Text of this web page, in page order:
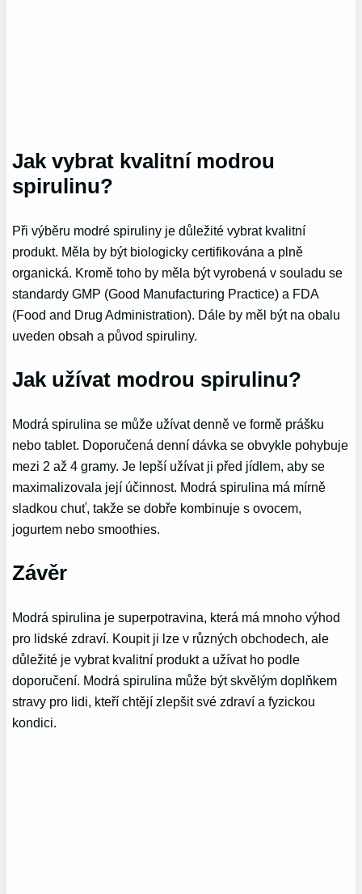
Jak vybrat kvalitní modrou
spirulinu?
Při výběru modré spiruliny je důležité vybrat kvalitní
produkt. Měla by být biologicky certifikována a plně
organická. Kromě toho by měla být vyrobená v souladu se
standardy GMP (Good Manufacturing Practice) a FDA
(Food and Drug Administration). Dále by měl být na obalu
uveden obsah a původ spiruliny.
Jak užívat modrou spirulinu?
Modrá spirulina se může užívat denně ve formě prášku
nebo tablet. Doporučená denní dávka se obvykle pohybuje
mezi 2 až 4 gramy. Je lepší užívat ji před jídlem, aby se
maximalizovala její účinnost. Modrá spirulina má mírně
sladkou chuť, takže se dobře kombinuje s ovocem,
jogurtem nebo smoothies.
Závěr
Modrá spirulina je superpotravina, která má mnoho výhod
pro lidské zdraví. Koupit ji lze v různých obchodech, ale
důležité je vybrat kvalitní produkt a užívat ho podle
doporučení. Modrá spirulina může být skvělým doplňkem
stravy pro lidi, kteří chtějí zlepšit své zdraví a fyzickou
kondici.